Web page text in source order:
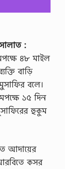
:
৪৮ মাইল
বাড়ি
বলে।
১৫ দিন
হুকুম
আদায়ের
কসর